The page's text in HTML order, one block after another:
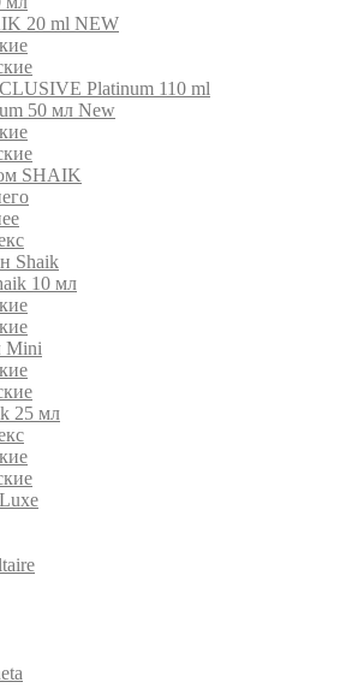
20 ml NEW
Platinum 110 ml
50 мл New
SHAIK
Shaik
10 мл
Mini
25 мл